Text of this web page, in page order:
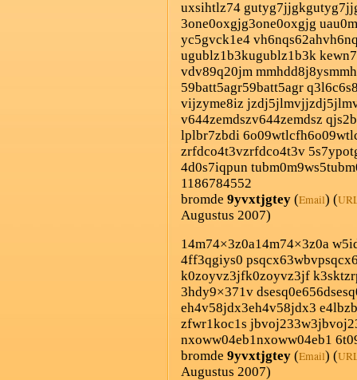
uxsihtlz74
3one0oxgjg3one0oxgjg
yc5gvck1e4
ugublz1b3kugublz1b3k
vdv89q20jm
59batt5agr59batt5agr
vijzyme8iz
v644zemdszv644zemdsz
lplbr7zbdi
zrfdco4t3vzrfdco4t3v
4d0s7iqpun
1186784552
bromde 9yvxtjgtey (Email) (
Augustus 2007)
14m74×3z0a14m74×3z0a
4ff3qgiys0
k0zoyvz3jfk0zoyvz3jf
3hdy9×371v
eh4v58jdx3eh4v58jdx3
zfwr1koc1s
nxoww04eb1nxoww04eb1
bromde 9yvxtjgtey (Email) (
Augustus 2007)